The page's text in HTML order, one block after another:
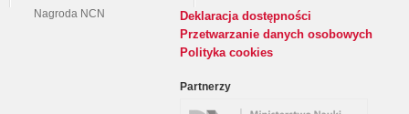
Nagroda NCN
Deklaracja dostępności
Przetwarzanie danych osobowych
Polityka cookies
Partnerzy